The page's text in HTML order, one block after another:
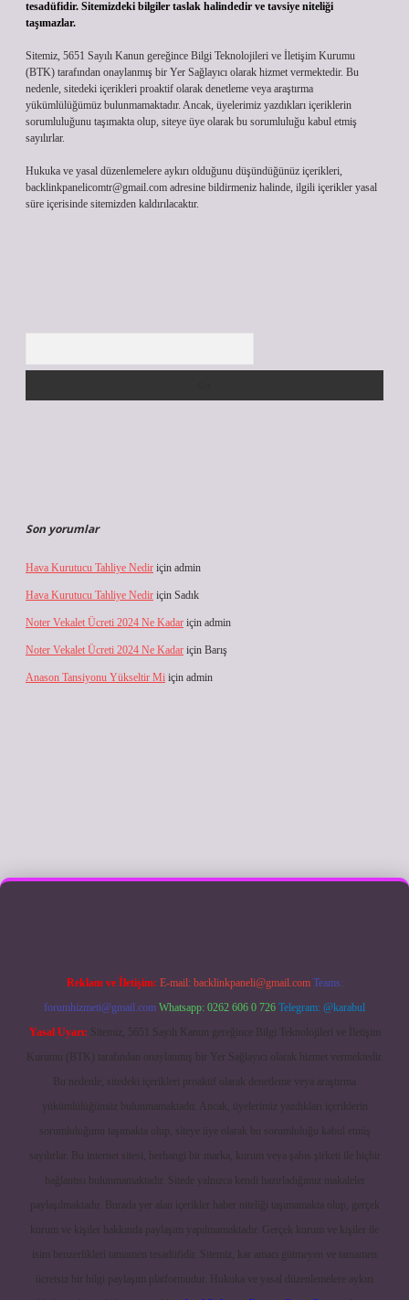
tesadüfidir. Sitemizdeki bilgiler taslak halindedir ve tavsiye niteliği
taşımazlar.
Sitemiz, 5651 Sayılı Kanun gereğince Bilgi Teknolojileri ve İletişim Kurumu
(BTK) tarafından onaylanmış bir Yer Sağlayıcı olarak hizmet vermektedir. Bu
nedenle, sitedeki içerikleri proaktif olarak denetleme veya araştırma
yükümlülüğümüz bulunmamaktadır. Ancak, üyelerimiz yazdıkları içeriklerin
sorumluluğunu taşımakta olup, siteye üye olarak bu sorumluluğu kabul etmiş
sayılırlar.
Hukuka ve yasal düzenlemelere aykırı olduğunu düşündüğünüz içerikleri,
backlinkpanelicomtr@gmail.com adresine bildirmeniz halinde, ilgili içerikler yasal
süre içerisinde sitemizden kaldırılacaktır.
Son yorumlar
Hava Kurutucu Tahliye Nedir için admin
Hava Kurutucu Tahliye Nedir için Sadık
Noter Vekalet Ücreti 2024 Ne Kadar için admin
Noter Vekalet Ücreti 2024 Ne Kadar için Barış
Anason Tansiyonu Yükseltir Mi için admin
giriş
Reklam ve İletişim: E-mail: backlinkpaneli@gmail.com Teams:
forumhizmeti@gmail.com Whatsapp: 0262 606 0 726 Telegram: @karabul
Yasal Uyarı: Sitemiz, 5651 Sayılı Kanun gereğince Bilgi Teknolojileri ve İletişim
Kurumu (BTK) tarafından onaylanmış bir Yer Sağlayıcı olarak hizmet vermektedir.
Bu nedenle, sitedeki içerikleri proaktif olarak denetleme veya araştırma
yükümlülüğümüz bulunmamaktadır. Ancak, üyelerimiz yazdıkları içeriklerin
sorumluluğunu taşımakta olup, siteye üye olarak bu sorumluluğu kabul etmiş
sayılırlar. Bu internet sitesi, herhangi bir marka, kurum veya şahıs şirketi ile hiçbir
bağlantısı bulunmamaktadır. Sitede yalnızca kendi hazırladığımız makaleler
paylaşılmaktadır. Burada yer alan içerikler haber niteliği taşımamakta olup, gerçek
kurum ve kişiler hakkında paylaşım yapılmamaktadır. Gerçek kurum ve kişiler ile
isim benzerlikleri tamamen tesadüfidir. Sitemiz, kar amacı gütmeyen ve tamamen
ücretsiz bir bilgi paylaşım platformudur. Hukuka ve yasal düzenlemelere aykırı